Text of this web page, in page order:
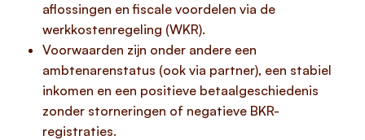
aflossingen en fiscale voordelen via de
werkkostenregeling (WKR).
Voorwaarden zijn onder andere een
ambtenarenstatus (ook via partner), een stabiel
inkomen en een positieve betaalgeschiedenis
zonder storneringen of negatieve BKR-
registraties.